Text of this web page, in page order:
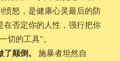
愤怒，是健康心灵最后的防
在否定你的人性，强行把你
切的工具”。
颠倒。
施暴者坦然自